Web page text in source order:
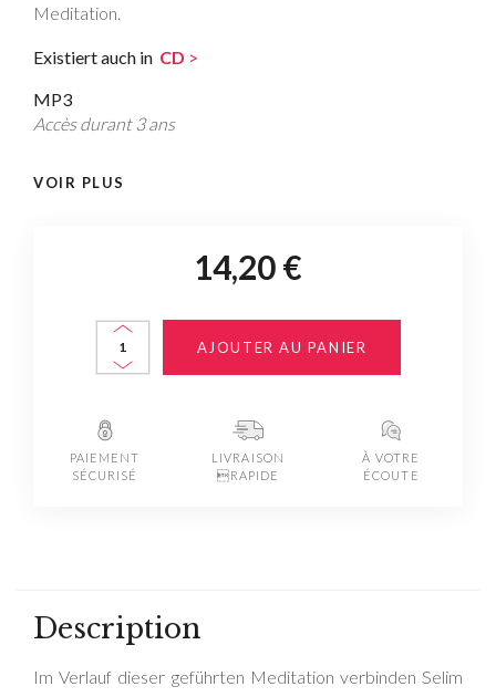
Meditation.
Existiert auch in CD >
MP3
Accès durant 3 ans
VOIR PLUS
14,20 €
AJOUTER AU PANIER
PAIEMENT
SÉCURISÉ
LIVRAISON
RAPIDE
À VOTRE
ÉCOUTE
Description
Im Verlauf dieser geführten Meditation verbinden Selim